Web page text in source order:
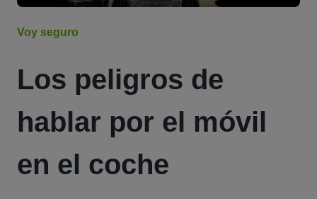
Voy seguro
Los peligros de
hablar por el móvil
en el coche